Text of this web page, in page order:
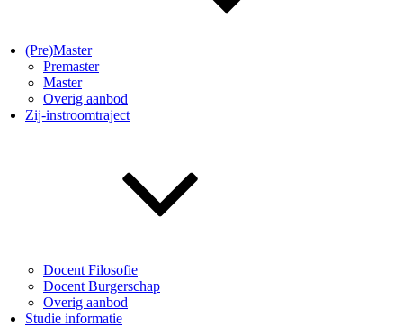
(Pre)Master
Premaster
Master
Overig aanbod
Zij-instroomtraject
Docent Filosofie
Docent Burgerschap
Overig aanbod
Studie informatie